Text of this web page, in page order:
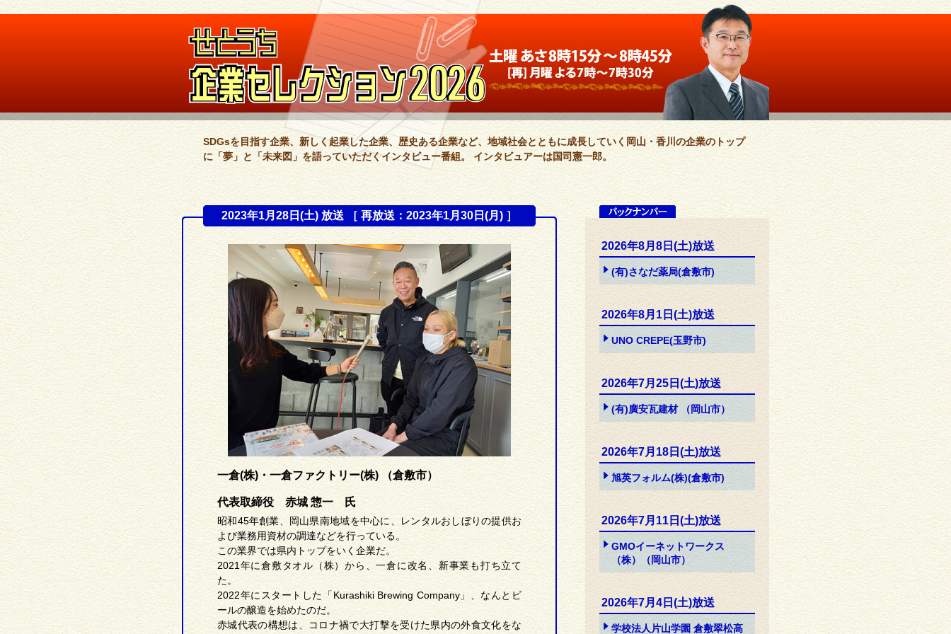
SDGsを目指す企業、新しく起業した企業、歴史ある企業など、地域社会とともに成長していく岡山・香川の企業のトップ
に「夢」と「未来図」を語っていただくインタビュー番組。 インタビュアーは国司憲一郎。
2023年1月28日(土) 放送 ［ 再放送：2023年1月30日(月) ］
一倉(株)・一倉ファクトリー(株) （倉敷市）
代表取締役 赤城 惣一 氏
昭和45年創業、岡山県南地域を中心に、レンタルおしぼりの提供お
よび業務用資材の調達などを行っている。
この業界では県内トップをいく企業だ。
2021年に倉敷タオル（株）から、一倉に改名、新事業も打ち立て
た。
2022年にスタートした「Kurashiki Brewing Company」、なんとビ
ールの醸造を始めたのだ。
赤城代表の構想は、コロナ禍で大打撃を受けた県内の外食文化をな
2026年8月8日(土)放送
(有)さなだ薬局(倉敷市)
2026年8月1日(土)放送
UNO CREPE(玉野市)
2026年7月25日(土)放送
(有)廣安瓦建材 （岡山市）
2026年7月18日(土)放送
旭英フォルム(株)(倉敷市)
2026年7月11日(土)放送
GMOイーネットワークス
（株）（岡山市）
2026年7月4日(土)放送
学校法人片山学園 倉敷翠松高